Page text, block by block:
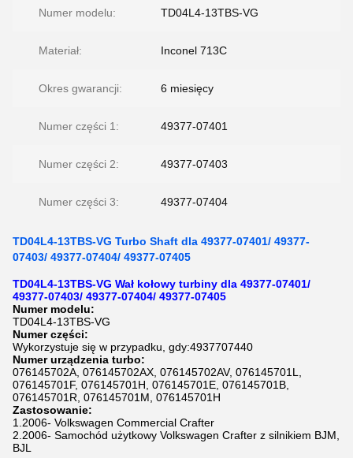
Numer modelu: TD04L4-13TBS-VG
Materiał: Inconel 713C
Okres gwarancji: 6 miesięcy
Numer części 1: 49377-07401
Numer części 2: 49377-07403
Numer części 3: 49377-07404
TD04L4-13TBS-VG Turbo Shaft dla 49377-07401/ 49377-
07403/ 49377-07404/ 49377-07405
TD04L4-13TBS-VG Wał kołowy turbiny dla 49377-07401/
49377-07403/ 49377-07404/ 49377-07405
Numer modelu:
TD04L4-13TBS-VG
Numer części:
Wykorzystuje się w przypadku, gdy:4937707440
Numer urządzenia turbo:
076145702A, 076145702AX, 076145702AV, 076145701L,
076145701F, 076145701H, 076145701E, 076145701B,
076145701R, 076145701M, 076145701H
Zastosowanie:
1.2006- Volkswagen Commercial Crafter
2.2006- Samochód użytkowy Volkswagen Crafter z silnikiem BJM,
BJL